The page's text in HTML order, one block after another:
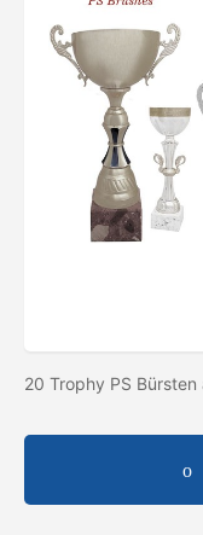
20 Trophy PS